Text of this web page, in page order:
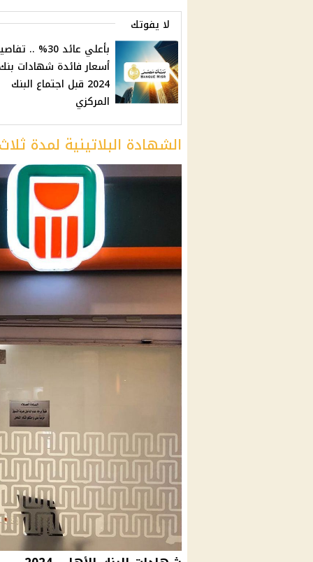
لا يفوتك
بأعلي عائد 30% ..
أسعار فائدة شهادات
2024 قبل اجتماع البنك
المركزي
الشهادة البلاتينية لمدة